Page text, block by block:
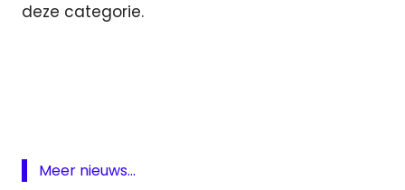
deze categorie.
radioreclamebestedingen
Meer nieuws...